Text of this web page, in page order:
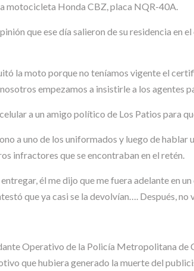
motocicleta Honda CBZ, placa NQR-40A.
que ese día salieron de su residencia
la moto porque no teníamos vigente el
empezamos a insistirle a los agentes
a un amigo político de Los Patios para
a uno de los uniformados y luego de
infractores que se encontraban en el retén.
él me dijo que me fuera adelante en
que ya casi se la devolvían…. Después,
Operativo de la Policía Metropolitana
que hubiera generado la muerte del